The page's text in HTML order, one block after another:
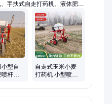
手扶式自走打药机、液体肥撒
型自
喷杆打
自走式玉米小麦
打药机 小型喷雾